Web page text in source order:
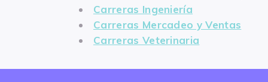
Carreras Ingeniería
Carreras Mercadeo y Ventas
Carreras Veterinaria